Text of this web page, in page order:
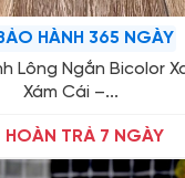
HÀNH 365 NGÀY
Lông Ngắn Bicolor
Xám Cái –...
HOÀN TRẢ 7 NGÀY